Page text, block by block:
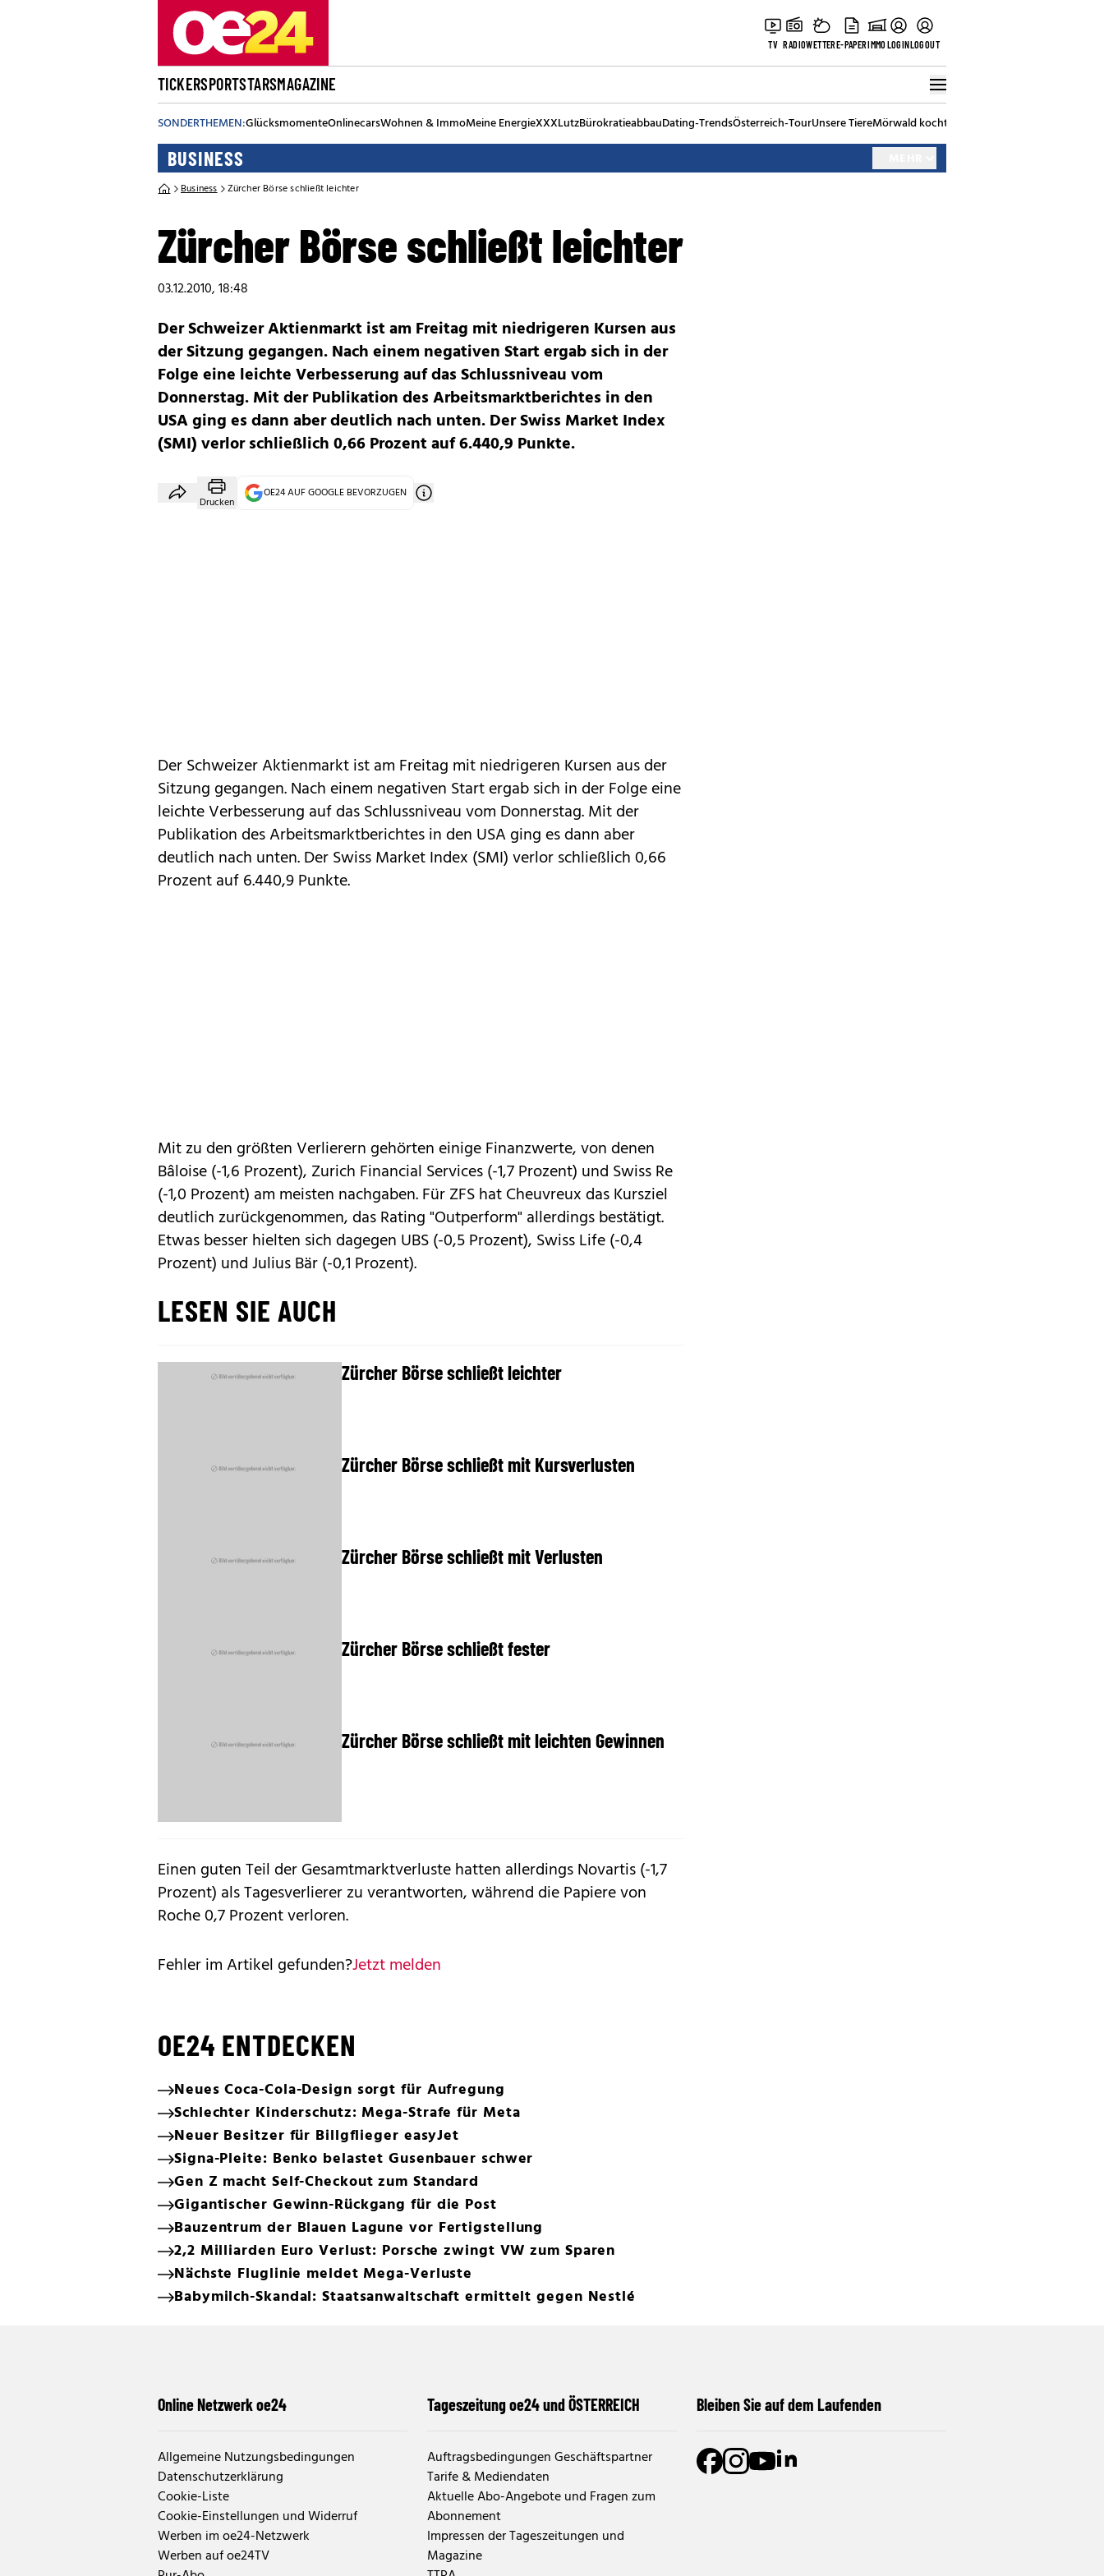
TV RADIOWETTERE-PAPERIMMOLOGINLOGOUT
TICKERSPORTSTARSMAGAZINE
SONDERTHEMEN:GlücksmomenteOnlinecarsWohnen & ImmoMeine EnergieXXXLutzBürokratieabbauDating-TrendsÖsterreich-TourUnsere TiereMörwald kocht
BUSINESS
Business Zürcher Börse schließt leichter
Zürcher Börse schließt leichter
03.12.2010, 18:48
Der Schweizer Aktienmarkt ist am Freitag mit niedrigeren Kursen aus
der Sitzung gegangen. Nach einem negativen Start ergab sich in der
Folge eine leichte Verbesserung auf das Schlussniveau vom
Donnerstag. Mit der Publikation des Arbeitsmarktberichtes in den
USA ging es dann aber deutlich nach unten. Der Swiss Market Index
(SMI) verlor schließlich 0,66 Prozent auf 6.440,9 Punkte.
Drucken
OE24 AUF GOOGLE BEVORZUGEN
Der Schweizer Aktienmarkt ist am Freitag mit niedrigeren Kursen aus der
Sitzung gegangen. Nach einem negativen Start ergab sich in der Folge eine
leichte Verbesserung auf das Schlussniveau vom Donnerstag. Mit der
Publikation des Arbeitsmarktberichtes in den USA ging es dann aber
deutlich nach unten. Der Swiss Market Index (SMI) verlor schließlich 0,66
Prozent auf 6.440,9 Punkte.
Mit zu den größten Verlierern gehörten einige Finanzwerte, von denen
Bâloise (-1,6 Prozent), Zurich Financial Services (-1,7 Prozent) und Swiss Re
(-1,0 Prozent) am meisten nachgaben. Für ZFS hat Cheuvreux das Kursziel
deutlich zurückgenommen, das Rating "Outperform" allerdings bestätigt.
Etwas besser hielten sich dagegen UBS (-0,5 Prozent), Swiss Life (-0,4
Prozent) und Julius Bär (-0,1 Prozent).
LESEN SIE AUCH
Zürcher Börse schließt leichter
Zürcher Börse schließt mit Kursverlusten
Zürcher Börse schließt mit Verlusten
Zürcher Börse schließt fester
Zürcher Börse schließt mit leichten Gewinnen
Einen guten Teil der Gesamtmarktverluste hatten allerdings Novartis (-1,7
Prozent) als Tagesverlierer zu verantworten, während die Papiere von
Roche 0,7 Prozent verloren.
Fehler im Artikel gefunden?Jetzt melden
OE24 ENTDECKEN
Neues Coca-Cola-Design sorgt für Aufregung
Schlechter Kinderschutz: Mega-Strafe für Meta
Neuer Besitzer für Billgflieger easyJet
Signa-Pleite: Benko belastet Gusenbauer schwer
Gen Z macht Self-Checkout zum Standard
Gigantischer Gewinn-Rückgang für die Post
Bauzentrum der Blauen Lagune vor Fertigstellung
2,2 Milliarden Euro Verlust: Porsche zwingt VW zum Sparen
Nächste Fluglinie meldet Mega-Verluste
Babymilch-Skandal: Staatsanwaltschaft ermittelt gegen Nestlé
Online Netzwerk oe24
Allgemeine Nutzungsbedingungen
Datenschutzerklärung
Cookie-Liste
Cookie-Einstellungen und Widerruf
Werben im oe24-Netzwerk
Werben auf oe24TV
Tageszeitung oe24 und ÖSTERREICH
Auftragsbedingungen Geschäftspartner
Tarife & Mediendaten
Aktuelle Abo-Angebote und Fragen zum
Abonnement
Impressen der Tageszeitungen und
Magazine
Bleiben Sie auf dem Laufenden